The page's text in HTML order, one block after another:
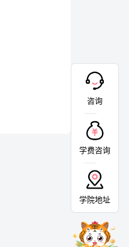
咨询
学费咨询
学院地址